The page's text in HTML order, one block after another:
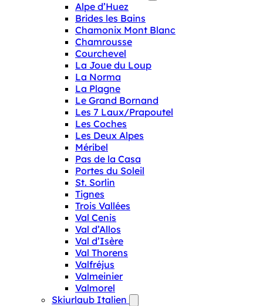
Alpe d’Huez
Brides les Bains
Chamonix Mont Blanc
Chamrousse
Courchevel
La Joue du Loup
La Norma
La Plagne
Le Grand Bornand
Les 7 Laux/Prapoutel
Les Coches
Les Deux Alpes
Méribel
Pas de la Casa
Portes du Soleil
St. Sorlin
Tignes
Trois Vallées
Val Cenis
Val d’Allos
Val d’Isère
Val Thorens
Valfréjus
Valmeinier
Valmorel
Skiurlaub Italien